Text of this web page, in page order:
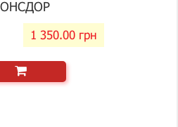
1 350.00 грн